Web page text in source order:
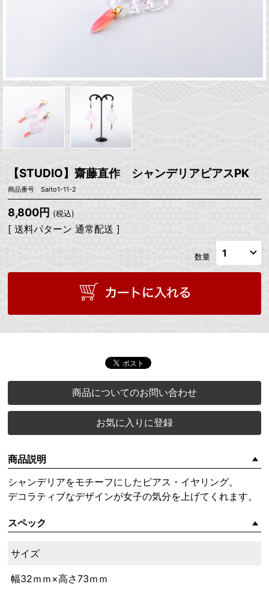
【STUDIO】齋藤直作 シャンデリアピアスPK
商品番号 Saito1-11-2
8,800円 (税込)
[ 送料パターン 通常配送 ]
数量
商品についてのお問い合わせ
お気に入りに登録
商品説明
シャンデリアをモチーフにしたピアス・イヤリング。
デコラティブなデザインが女子の気分を上げてくれます。
スペック
サイズ
幅32ｍｍ×高さ73ｍｍ